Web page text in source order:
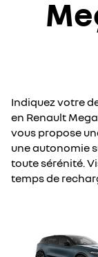
Indiquez votre
en Renault
vous propose
une autonomie
toute sérénité.
temps de